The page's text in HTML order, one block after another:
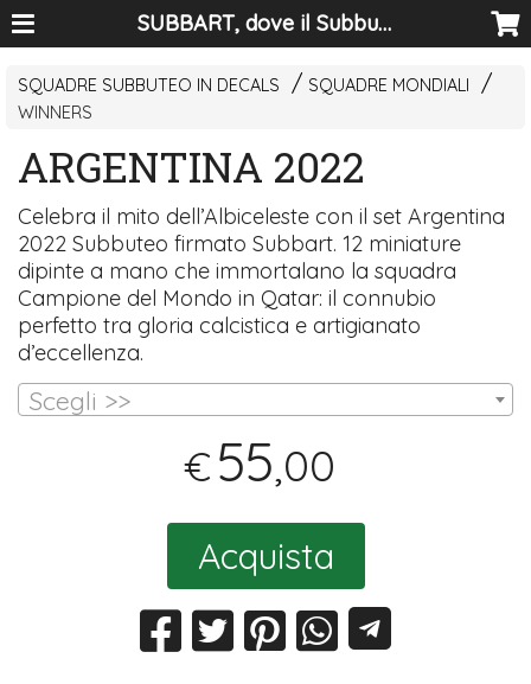
SUBBART, dove il Subbuteo diventa arte
SQUADRE SUBBUTEO IN DECALS
SQUADRE MONDIALI
WINNERS
ARGENTINA 2022
Celebra il mito dell’Albiceleste con il set Argentina
2022 Subbuteo firmato Subbart. 12 miniature
dipinte a mano che immortalano la squadra
Campione del Mondo in Qatar: il connubio
perfetto tra gloria calcistica e artigianato
d’eccellenza.
Scegli >>
€55,00
Acquista